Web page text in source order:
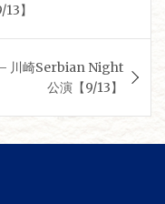
】
川崎Serbian Night
公演【9/13】